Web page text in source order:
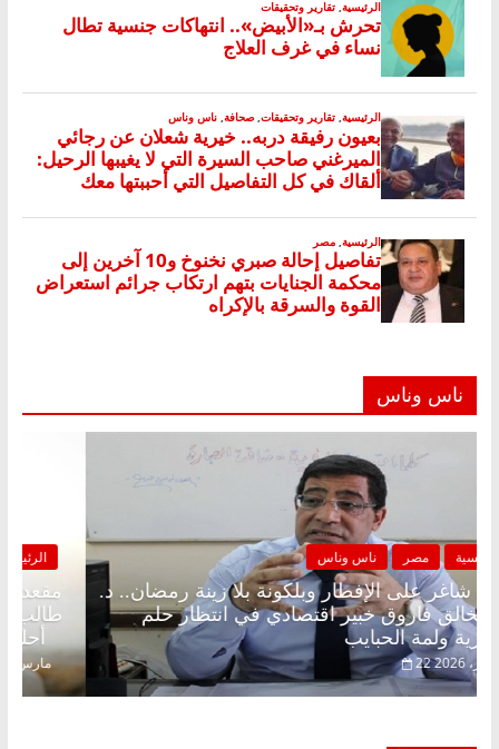
ناس وناس
الرئيسية مصر ناس وناس
مقعد شاغر على الإفطار وبلكونة بلا زينة رمضان.. د.
عبدالخالق فاروق خبير اقتصادي في انتظار حلم
الحرية ولمة الحبايب
22 فبراير، 2026